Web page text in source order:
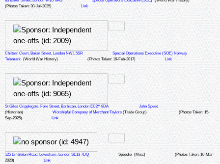
(Photos Taken: 30-Jul-2025)
Link
Chiltern Court, Baker Street, London NW1 5SR
Special Operations Executive (SOE) Norway
Telemark (World War History) (Photos Taken: 16-Feb-2017) Link
St Giles Cripplegate, Fore Street, Barbican, London EC2Y 8DA
John Speed
(Historian)
Worshipful Company of Merchant Taylors (Trade Group)
(Photos Taken: 15-
Sep-2025)
Link
125 Embleton Road, Lewisham, London SE13 7DQ Speedie (Misc)
(Photos Taken: 10-Mar-
2020)
Link